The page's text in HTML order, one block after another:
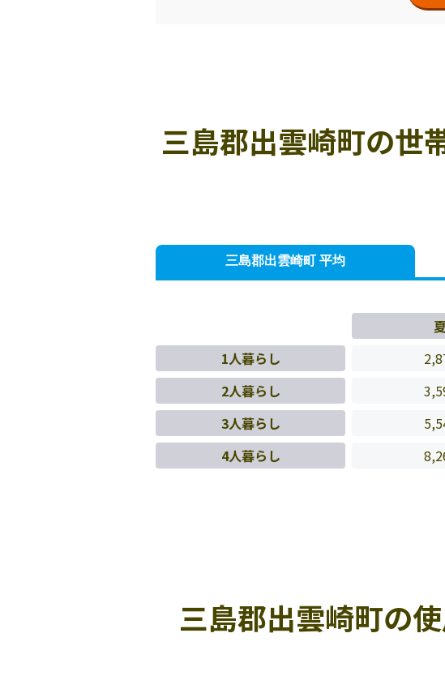
三島郡出雲崎町の世
三島郡出雲崎町 平均
1人暮らし
2人暮らし
3人暮らし
4人暮らし
三島郡出雲崎町の